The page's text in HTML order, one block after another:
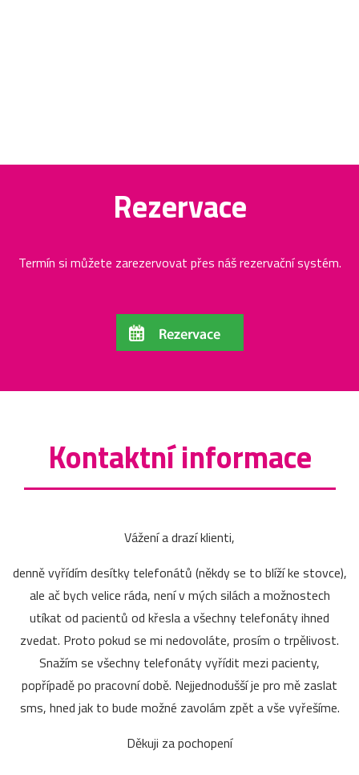
Rezervace
Termín si můžete zarezervovat přes náš rezervační systém.
Kontaktní informace
Vážení a drazí klienti,
denně vyřídím desítky telefonátů (někdy se to blíží ke stovce),
ale ač bych velice ráda, není v mých silách a možnostech
utíkat od pacientů od křesla a všechny telefonáty ihned
zvedat. Proto pokud se mi nedovoláte, prosím o trpělivost.
Snažím se všechny telefonáty vyřídit mezi pacienty,
popřípadě po pracovní době. Nejjednodušší je pro mě zaslat
sms, hned jak to bude možné zavolám zpět a vše vyřešíme.
Děkuji za pochopení